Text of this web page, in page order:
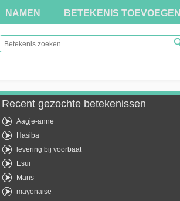
NAMEN BETEKENIS TOEVOEGEN
Recent gezochte betekenissen
Aagje-anne
Hasiba
levering bij voorbaat
Esui
Mans
mayonaise